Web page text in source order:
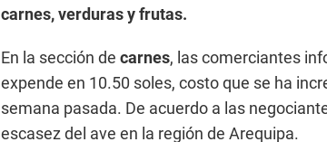
carnes, verduras y frutas.
En la sección de carnes, las comerciantes
expende en 10.50 soles, costo que se ha
semana pasada. De acuerdo a las
escasez del ave en la región de Arequipa.